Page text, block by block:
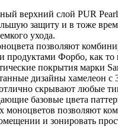
верхний слой PUR
защиту и в тоже
ухода.
позволяют
продуктами Форбо, как то
покрытия марки
дизайны хамелеон с
скрывают любые
базовые цвета
моноцветов позволяют
и зонировать